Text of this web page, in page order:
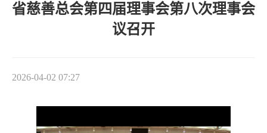
省慈善总会第四届理事会第八次理事会
议召开
2026-04-02 07:27